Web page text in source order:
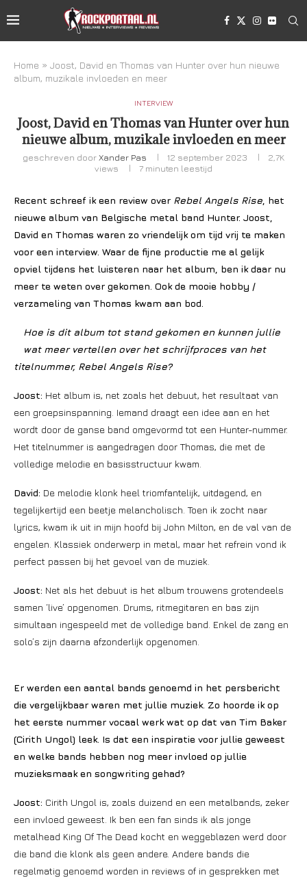
Home » Joost, David en Thomas van Hunter over hun nieuwe
album, muzikale invloeden en meer
INTERVIEW
Joost, David en Thomas van Hunter over hun
nieuwe album, muzikale invloeden en meer
geschreven doorXander Pas 12 september 2023
2,7K
views
7 minuten leestijd
Recent schreef ik een review over Rebel Angels Rise , het
nieuwe album van Belgische metal band Hunter. Joost,
David en Thomas waren zo vriendelijk om tijd vrij te maken
voor een interview. Waar de fijne productie me al gelijk
opviel tijdens het luisteren naar het album, ben ik daar nu
meer te weten over gekomen. Ook de mooie hobby /
verzameling van Thomas kwam aan bod.
Hoe is dit album tot stand gekomen en kunnen jullie
wat meer vertellen over het schrijfproces van het
titelnummer, Rebel Angels Rise?
Joost: Het album is, net zoals het debuut, het resultaat van
een groepsinspanning. Iemand draagt een idee aan en het
wordt door de ganse band omgevormd tot een Hunter-nummer.
Het titelnummer is aangedragen door Thomas, die met de
volledige melodie en basisstructuur kwam.
David: De melodie klonk heel triomfantelijk, uitdagend, en
tegelijkertijd een beetje melancholisch. Toen ik zocht naar
lyrics, kwam ik uit in mijn hoofd bij John Milton, en de val van de
engelen. Klassiek onderwerp in metal, maar het refrein vond ik
perfect passen bij het gevoel van de muziek.
Joost: Net als het debuut is het album trouwens grotendeels
samen ‘live’ opgenomen. Drums, ritmegitaren en bas zijn
simultaan ingespeeld met de volledige band. Enkel de zang en
solo’s zijn daarna afzonderlijk opgenomen.
Er werden een aantal bands genoemd in het persbericht
die vergelijkbaar waren met jullie muziek. Zo hoorde ik op
het eerste nummer vocaal werk wat op dat van Tim Baker
(Cirith Ungol) leek. Is dat een inspiratie voor jullie geweest
en welke bands hebben nog meer invloed op jullie
muzieksmaak en songwriting gehad?
Joost: Cirith Ungol is, zoals duizend en een metalbands, zeker
een invloed geweest. Ik ben een fan sinds ik als jonge
metalhead King Of The Dead kocht en weggeblazen werd door
die band die klonk als geen andere. Andere bands die
regelmatig genoemd worden in reviews of in gesprekken met